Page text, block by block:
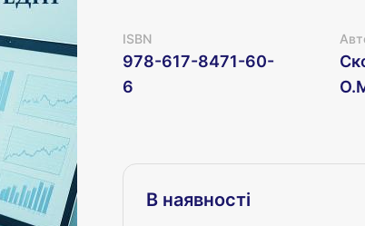
ISBN
978-617-8471-60-
6
В наявності